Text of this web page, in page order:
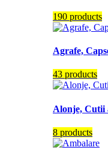
190 products
Agrafe,
43 products
Alonje, Cutii
8 products